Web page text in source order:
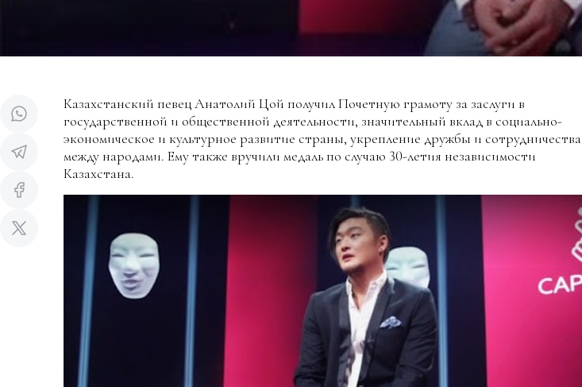
Казахстанский певец Анатолий Цой получил Почетную грамоту за заслуги в
государственной и общественной деятельности, значительный вклад в социально-
экономическое и культурное развитие страны, укрепление дружбы и сотрудничества
между народами. Ему также вручили медаль по случаю 30-летия независимости
Казахстана.